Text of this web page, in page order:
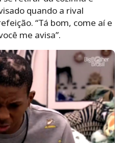
quando a rival
“Tá bom, come aí e
me avisa”.